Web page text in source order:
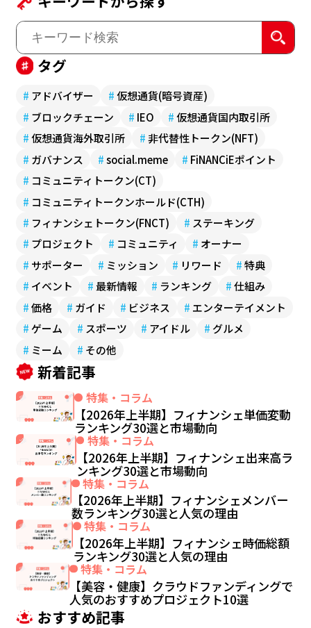
タグ
# アドバイザー #仮想通貨(暗号資産)
# ブロックチェーン # IEO #仮想通貨国内取引所
#仮想通貨海外取引所 #非代替性トークン(NFT)
# ガバナンス #social.meme # FiNANCiEポイント
# コミュニティトークン(CT)
# コミュニティトークンホールド(CTH)
# フィナンシェトークン(FNCT) # ステーキング
# プロジェクト # コミュニティ # オーナー
# サポーター # ミッション # リワード #特典
# イベント #最新情報 # ランキング #仕組み
#価格 # ガイド # ビジネス # エンターテイメント
# ゲーム # スポーツ # アイドル # グルメ
# ミーム # その他
新着記事
特集・コラム
【2026年上半期】フィナンシェ単価変動
ランキング30選と市場動向
特集・コラム
【2026年上半期】フィナンシェ出来高ラ
ンキング30選と市場動向
特集・コラム
【2026年上半期】フィナンシェメンバー
数ランキング30選と人気の理由
特集・コラム
【2026年上半期】フィナンシェ時価総額
ランキング30選と人気の理由
特集・コラム
【美容・健康】クラウドファンディングで
人気のおすすめプロジェクト10選
おすすめ記事